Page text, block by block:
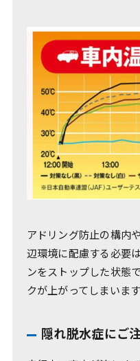
アドリング防止の構内
辺環境に配慮する必要
ンをストップした状態
クが上がってしまいま
隠れ脱水症にご